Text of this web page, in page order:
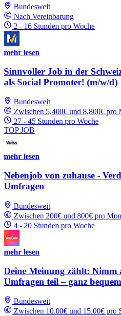
Bundesweit
Nach Vereinbarung
2 - 16 Stunden pro Woche
mehr lesen
Sinnvoller Job in der
als Social Promoter! (m/w/d)
Bundesweit
Zwischen 5,400€ und 8,800€ pro
27 - 45 Stunden pro Woche
TOP JOB
mehr lesen
Nebenjob von zuhause -
Umfragen
Bundesweit
Zwischen 200€ und 800€ pro
4 - 20 Stunden pro Woche
mehr lesen
Deine Meinung zählt: Nimm
Umfragen teil – ganz
Bundesweit
Zwischen 10.00€ und 15.00€ pro